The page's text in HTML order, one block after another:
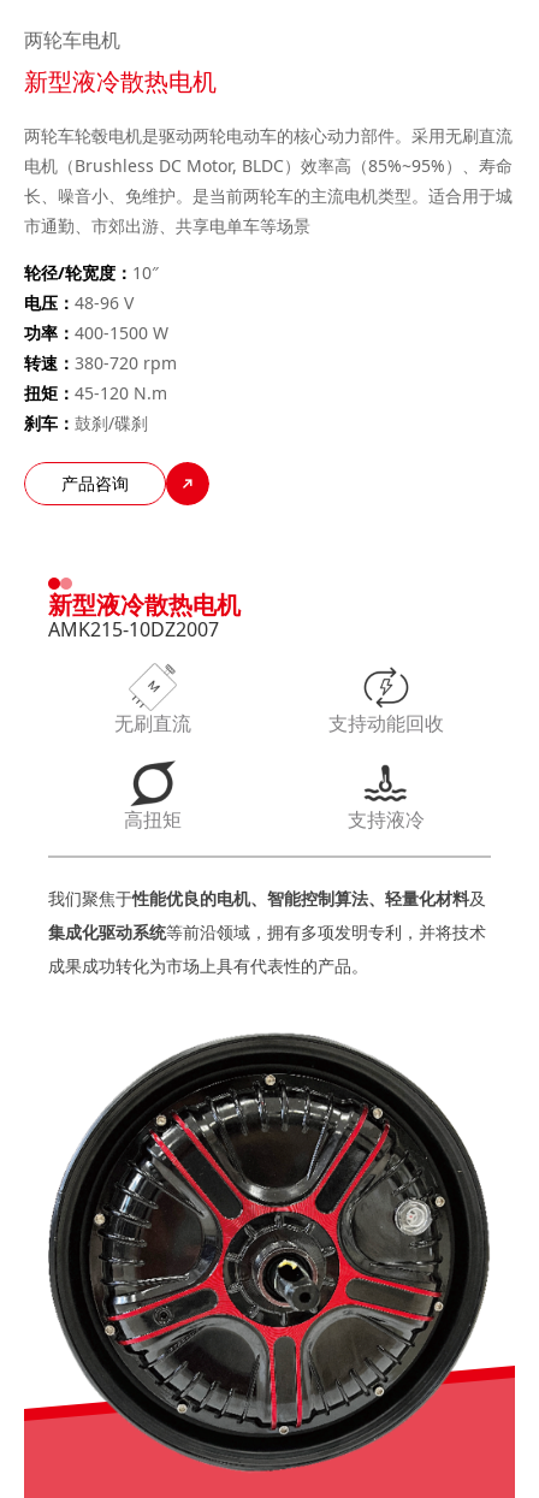
两轮车电机
新型液冷散热电机
两轮车轮毂电机是驱动两轮电动车的核心动力部件。采用无刷直流
电机（Brushless DC Motor, BLDC）效率高（85%~95%）、寿命
长、噪音小、免维护。是当前两轮车的主流电机类型。适合用于城
市通勤、市郊出游、共享电单车等场景
轮径/轮宽度： 10″
电压： 48-96 V
功率： 400-1500 W
转速： 380-720 rpm
扭矩： 45-120 N.m
刹车： 鼓刹/碟刹
产品咨询
新型液冷散热电机
AMK215-10DZ2007
无刷直流 支持动能回收
高扭矩 支持液冷
我们聚焦于性能优良的电机、智能控制算法、轻量化材料及
集成化驱动系统等前沿领域，拥有多项发明专利，并将技术
成果成功转化为市场上具有代表性的产品。